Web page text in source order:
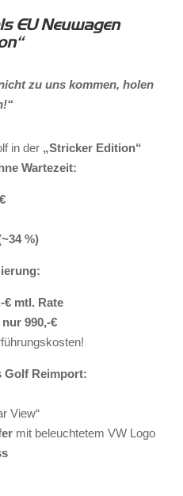
EU Neuwagen
zu uns kommen, holen
in der„Stricker Edition“
Wartezeit:
%)
€ mtl. Rate
990,-€
Golf Reimport:
View“
mit beleuchtetem VW Logo